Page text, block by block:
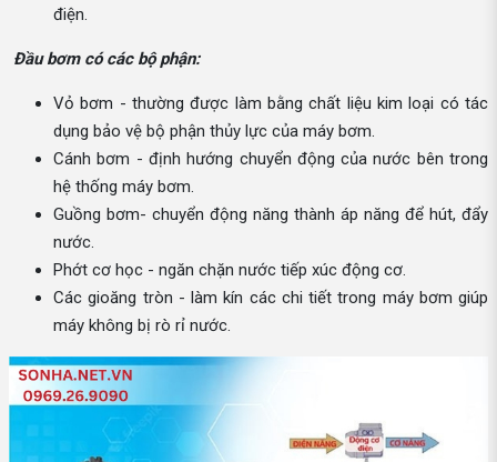
điện.
Đầu bơm có các bộ phận:
Vỏ bơm - thường được làm bằng chất liệu kim loại có tác
dụng bảo vệ bộ phận thủy lực của máy bơm.
Cánh bơm - định hướng chuyển động của nước bên trong
hệ thống máy bơm.
Guồng bơm- chuyển động năng thành áp năng để hút, đẩy
nước.
Phớt cơ học - ngăn chặn nước tiếp xúc động cơ.
Các gioăng tròn - làm kín các chi tiết trong máy bơm giúp
máy không bị rò rỉ nước.